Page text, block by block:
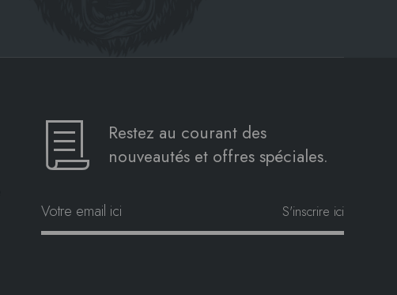
Restez au courant des
nouveautés et offres spéciales.